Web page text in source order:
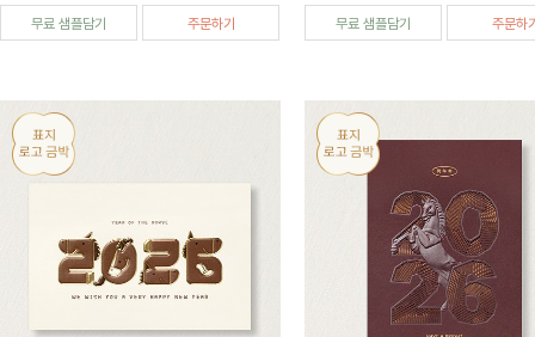
무료 샘플담기 주문하기 무료 샘플담기 주문하